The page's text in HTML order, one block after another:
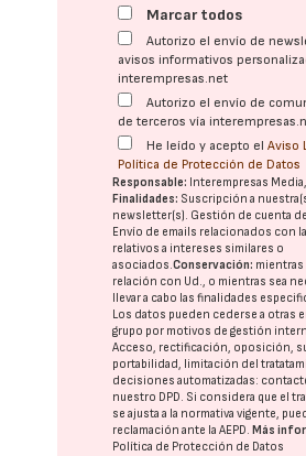
Marcar todos
Autorizo el envío de
avisos informativos
interempresas.net
Autorizo el envío de
de terceros vía
He leído y acepto elAviso
Política de Protección de Datos
Responsable: Interempresas
Finalidades: Suscripción a
newsletter(s). Gestión de cuenta
Envío de emails relacionados con
relativos a intereses similares o
asociados.Conservación: mientras
relación con Ud., o mientras sea
llevar a cabo las finalidades
Los datos pueden cederse a otras
grupo por motivos de gestión
Acceso, rectificación, oposición,
portabilidad, limitación del
decisiones automatizadas:
nuestro DPD. Si considera que el
se ajusta a la normativa vigente,
reclamación ante laAEPD. Más
Política de Protección de Datos